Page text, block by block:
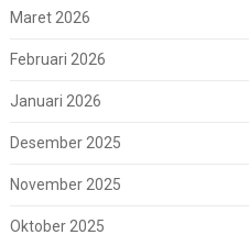
Maret 2026
Februari 2026
Januari 2026
Desember 2025
November 2025
Oktober 2025